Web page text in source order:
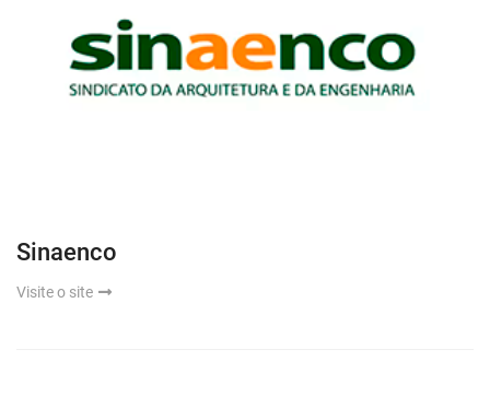
Sinaenco
Visite o site